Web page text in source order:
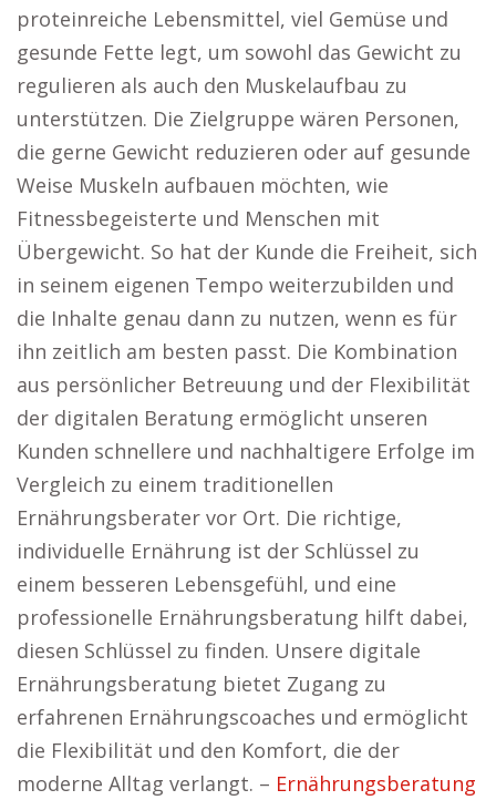
proteinreiche Lebensmittel, viel Gemüse und
gesunde Fette legt, um sowohl das Gewicht zu
regulieren als auch den Muskelaufbau zu
unterstützen. Die Zielgruppe wären Personen,
die gerne Gewicht reduzieren oder auf gesunde
Weise Muskeln aufbauen möchten, wie
Fitnessbegeisterte und Menschen mit
Übergewicht. So hat der Kunde die Freiheit, sich
in seinem eigenen Tempo weiterzubilden und
die Inhalte genau dann zu nutzen, wenn es für
ihn zeitlich am besten passt. Die Kombination
aus persönlicher Betreuung und der Flexibilität
der digitalen Beratung ermöglicht unseren
Kunden schnellere und nachhaltigere Erfolge im
Vergleich zu einem traditionellen
Ernährungsberater vor Ort. Die richtige,
individuelle Ernährung ist der Schlüssel zu
einem besseren Lebensgefühl, und eine
professionelle Ernährungsberatung hilft dabei,
diesen Schlüssel zu finden. Unsere digitale
Ernährungsberatung bietet Zugang zu
erfahrenen Ernährungscoaches und ermöglicht
die Flexibilität und den Komfort, die der
moderne Alltag verlangt. – Ernährungsberatung